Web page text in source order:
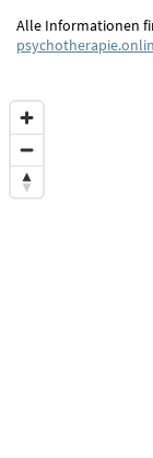
Alle Informationen